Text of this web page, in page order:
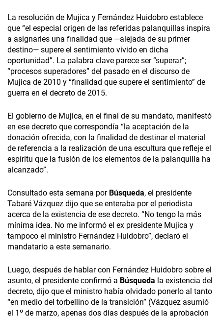
La resolución de Mujica y Fernández Huidobro establece
que “el especial origen de las referidas palanquillas inspira
a asignarles una finalidad que —alejada de su primer
destino— supere el sentimiento vivido en dicha
oportunidad”. La palabra clave parece ser “superar”;
“procesos superadores” del pasado en el discurso de
Mujica de 2010 y “finalidad que supere el sentimiento” de
guerra en el decreto de 2015.
El gobierno de Mujica, en el final de su mandato, manifestó
en ese decreto que correspondía “la aceptación de la
donación ofrecida, con la finalidad de destinar el material
de referencia a la realización de una escultura que refleje el
espíritu que la fusión de los elementos de la palanquilla ha
alcanzado”.
Consultado esta semana por Búsqueda, el presidente
Tabaré Vázquez dijo que se enteraba por el periodista
acerca de la existencia de ese decreto. “No tengo la más
mínima idea. No me informó el ex presidente Mujica y
tampoco el ministro Fernández Huidobro”, declaró el
mandatario a este semanario.
Luego, después de hablar con Fernández Huidobro sobre el
asunto, el presidente confirmó a Búsqueda la existencia del
decreto, dijo que el ministro había olvidado ponerlo al tanto
“en medio del torbellino de la transición” (Vázquez asumió
el 1º de marzo, apenas dos días después de la aprobación